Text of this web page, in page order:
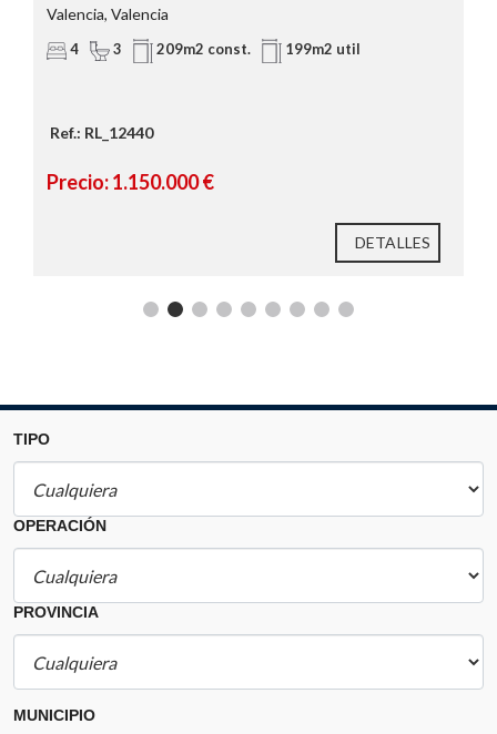
Valencia, Valencia
4 3 209m2 const. 199m2 util
Ref.: RL_12440
Precio: 1.150.000 €
DETALLES
TIPO
OPERACIÓN
PROVINCIA
MUNICIPIO